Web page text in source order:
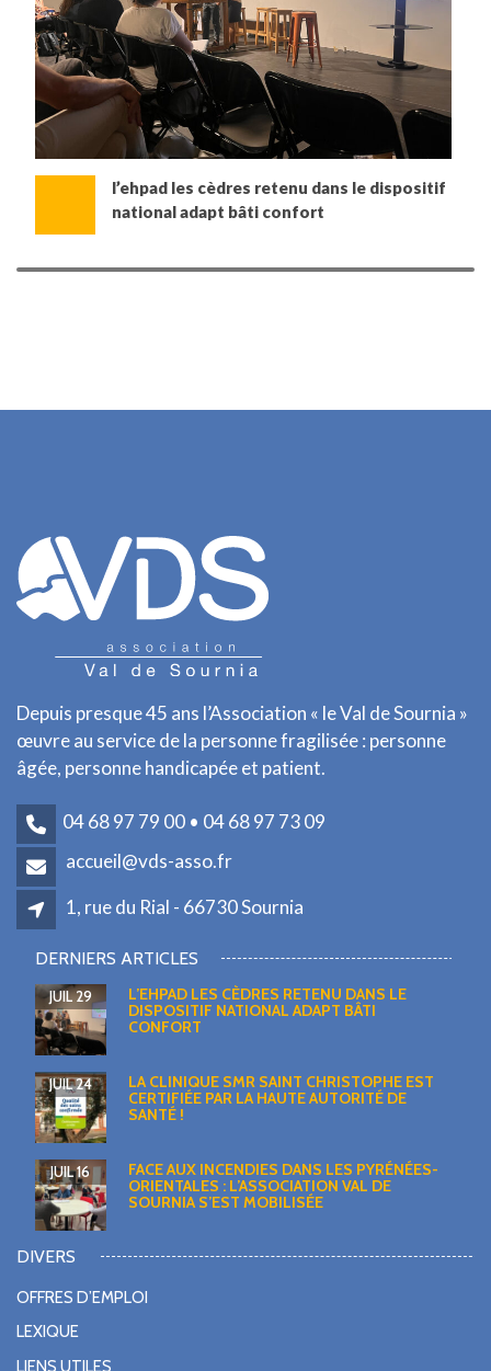
l’ehpad les cèdres retenu dans le dispositif
national adapt bâti confort
Depuis presque 45 ans l’Association « le Val de Sournia »
œuvre au service de la personne fragilisée : personne
âgée, personne handicapée et patient.
04 68 97 79 00 • 04 68 97 73 09
accueil@vds-asso.fr
1, rue du Rial - 66730 Sournia
DERNIERS ARTICLES
L’EHPAD LES CÈDRES RETENU DANS LE
DISPOSITIF NATIONAL ADAPT BÂTI
CONFORT
JUIL 29
LA CLINIQUE SMR SAINT CHRISTOPHE EST
CERTIFIÉE PAR LA HAUTE AUTORITÉ DE
SANTÉ !
JUIL 24
FACE AUX INCENDIES DANS LES PYRÉNÉES-
ORIENTALES : L’ASSOCIATION VAL DE
SOURNIA S’EST MOBILISÉE
JUIL 16
DIVERS
OFFRES D’EMPLOI
LEXIQUE
LIENS UTILES